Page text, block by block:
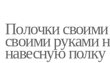
Полочки
своими руками
навесную полку